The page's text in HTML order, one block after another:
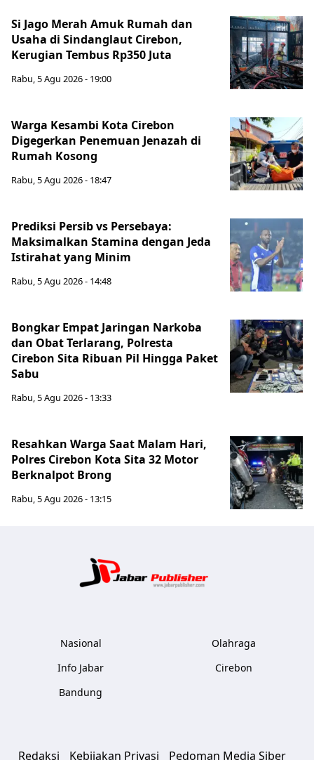
Si Jago Merah Amuk Rumah dan
Usaha di Sindanglaut Cirebon,
Kerugian Tembus Rp350 Juta
Rabu, 5 Agu 2026 - 19:00
Warga Kesambi Kota Cirebon
Digegerkan Penemuan Jenazah di
Rumah Kosong
Rabu, 5 Agu 2026 - 18:47
Prediksi Persib vs Persebaya:
Maksimalkan Stamina dengan Jeda
Istirahat yang Minim
Rabu, 5 Agu 2026 - 14:48
Bongkar Empat Jaringan Narkoba
dan Obat Terlarang, Polresta
Cirebon Sita Ribuan Pil Hingga Paket
Sabu
Rabu, 5 Agu 2026 - 13:33
Resahkan Warga Saat Malam Hari,
Polres Cirebon Kota Sita 32 Motor
Berknalpot Brong
Rabu, 5 Agu 2026 - 13:15
Nasional
Info Jabar
Bandung
Olahraga
Cirebon
Redaksi Kebijakan Privasi Pedoman Media Siber